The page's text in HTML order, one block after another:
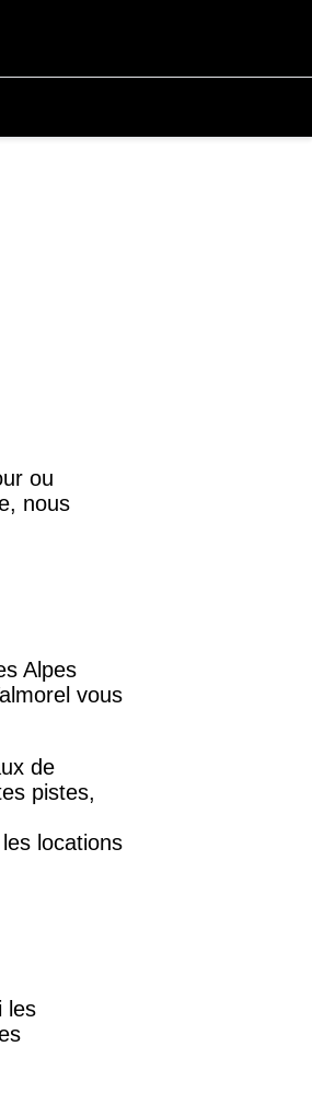
ou
nous
Alpes
vous
de
pistes,
locations
les